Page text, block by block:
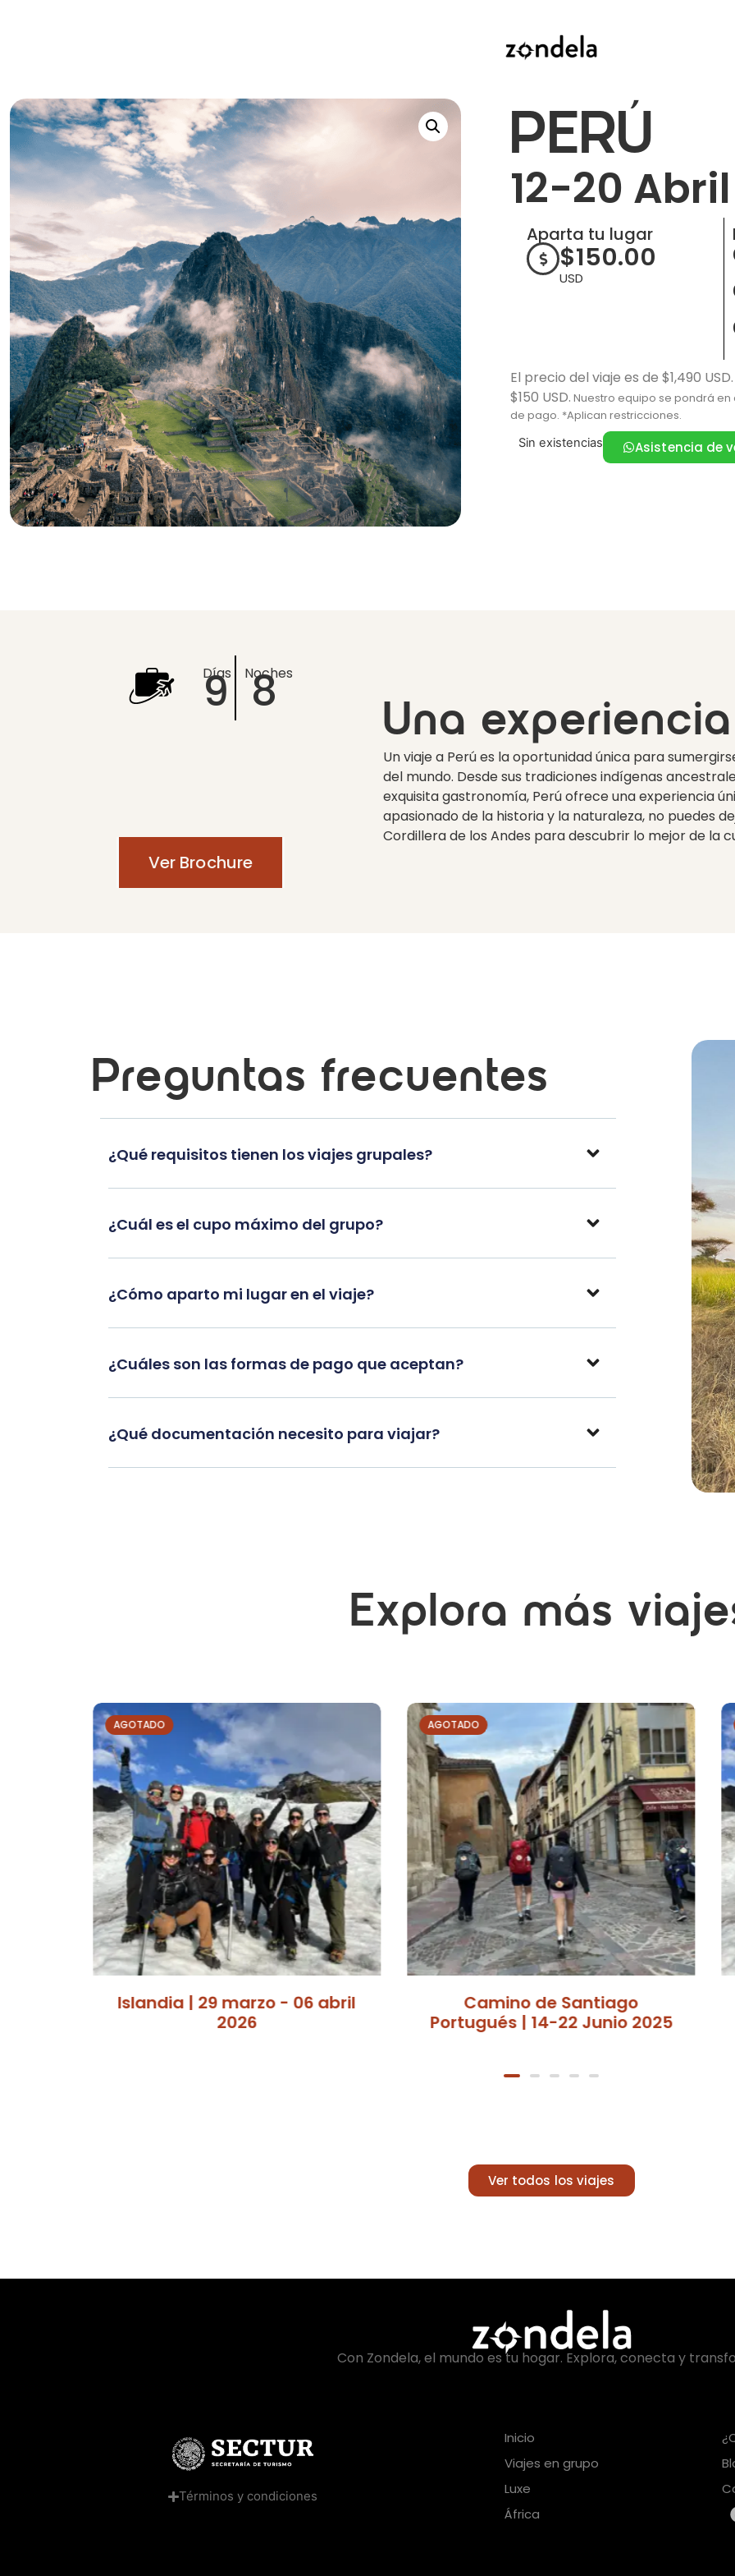
PERÚ
12-20
Aparta tu lugar
$150.00
USD
El precio del viaje es de $1,490 USD.
$150 USD. Nuestro equipo se pondrá
de pago. *Aplican restricciones.
Sin existencias Asistencia de
Días
9 Noches
8
Ver Brochure
Una
Un viaje a Perú es la oportunidad única para
del mundo. Desde sus tradiciones indígenas
exquisita gastronomía, Perú ofrece una experiencia
apasionado de la historia y la naturaleza, no puedes
Cordillera de los Andes para descubrir lo mejor de la
Preguntas frecuentes
¿Qué requisitos tienen los viajes grupales?
¿Cuál es el cupo máximo del grupo?
¿Cómo aparto mi lugar en el viaje?
¿Cuáles son las formas de pago que aceptan?
¿Qué documentación necesito para viajar?
Explora más
AGOTADO
Camino de Santiago
Portugués | 14-22 Junio 2025
AGOTADO
Islandia | 22-30 Septiembre
2026
Ver todos los viajes
Con Zondela, el mundo es tu hogar. Explora, conecta y
Términos y condiciones
Inicio
Viajes en grupo
Luxe
África